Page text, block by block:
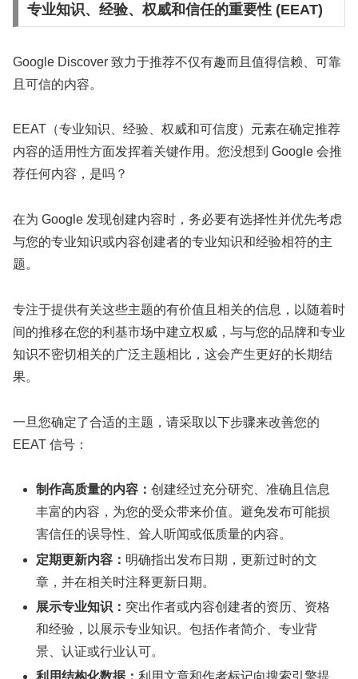
专业知识、经验、权威和信任的重要性 (EEAT)
Google Discover 致力于推荐不仅有趣而且值得信赖、可靠
且可信的内容。
EEAT（专业知识、经验、权威和可信度）元素在确定推荐
内容的适用性方面发挥着关键作用。您没想到 Google 会推
荐任何内容，是吗？
在为 Google 发现创建内容时，务必要有选择性并优先考虑
与您的专业知识或内容创建者的专业知识和经验相符的主
题。
专注于提供有关这些主题的有价值且相关的信息，以随着时
间的推移在您的利基市场中建立权威，与与您的品牌和专业
知识不密切相关的广泛主题相比，这会产生更好的长期结
果。
一旦您确定了合适的主题，请采取以下步骤来改善您的
EEAT 信号：
制作高质量的内容：创建经过充分研究、准确且信息
丰富的内容，为您的受众带来价值。避免发布可能损
害信任的误导性、耸人听闻或低质量的内容。
定期更新内容： 明确指出发布日期，更新过时的文
章，并在相关时注释更新日期。
展示专业知识： 突出作者或内容创建者的资历、资格
和经验，以展示专业知识。包括作者简介、专业背
景、认证或行业认可。
利用结构化数据：利用文章和作者标记向搜索引擎提